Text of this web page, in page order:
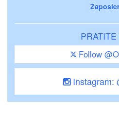
Follow
Instagram: